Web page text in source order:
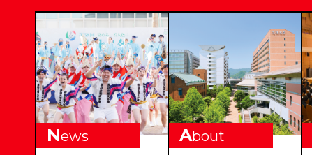
News About